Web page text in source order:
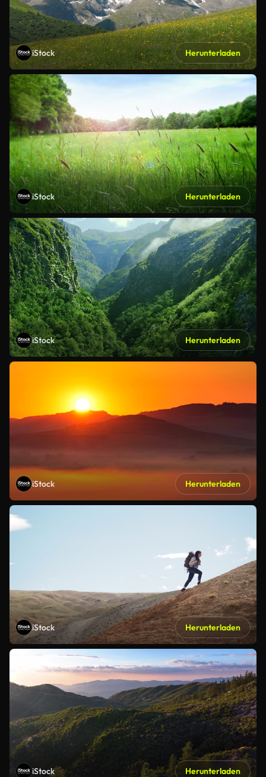
iStock Herunterladen
iStock Herunterladen
iStock Herunterladen
iStock Herunterladen
iStock Herunterladen
iStock Herunterladen